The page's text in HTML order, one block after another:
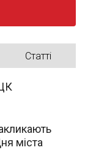
Статті
міста